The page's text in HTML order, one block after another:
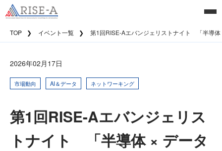
TOP イベント一覧 第1回RISE-Aエバンジェリストナイト 「半導
2026年02月17日
市場動向 AI＆データ ネットワーキング
第1回RISE-Aエバンジェリス
トナイト 「半導体 × データ